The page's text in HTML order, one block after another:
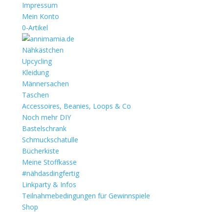
Impressum
Mein Konto
0-Artikel
Nähkästchen
Upcycling
Kleidung
Männersachen
Taschen
Accessoires, Beanies, Loops & Co
Noch mehr DIY
Bastelschrank
Schmuckschatulle
Bücherkiste
Meine Stoffkasse
#nähdasdingfertig
Linkparty & Infos
Teilnahmebedingungen für Gewinnspiele
Shop